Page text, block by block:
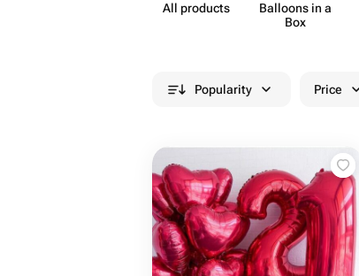
All products
Balloons in a
Box
Popularity Price